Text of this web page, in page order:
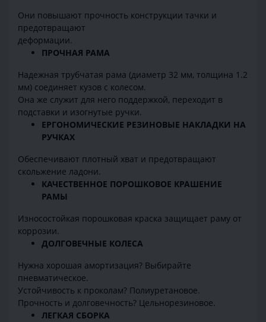
Они повышают прочность конструкции тачки и
предотвращают
деформации.
ПРОЧНАЯ РАМА
Надежная трубчатая рама (диаметр 32 мм, толщина 1.2
мм) соединяет кузов с колесом.
Она же служит для него поддержкой, переходит в
подставки и изогнутые ручки.
ЕРГОНОМИЧЕСКИЕ РЕЗИНОВЫЕ НАКЛАДКИ НА
РУЧКАХ
Обеспечивают плотный хват и предотвращают
скольжение ладони.
КАЧЕСТВЕННОЕ ПОРОШКОВОЕ КРАШЕНИЕ
РАМЫ
Износостойкая порошковая краска защищает раму от
коррозии.
ДОЛГОВЕЧНЫЕ КОЛЕСА
Нужна хорошая амортизация? Выбирайте
пневматическое.
Устойчивость к проколам? Полиуретановое.
Прочность и долговечность? Цельнорезиновое.
ЛЕГКАЯ СБОРКА